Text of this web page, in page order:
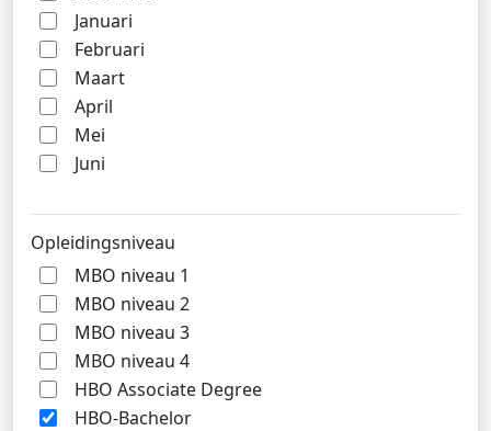
Januari
Februari
Maart
April
Mei
Juni
Opleidingsniveau
MBO niveau 1
MBO niveau 2
MBO niveau 3
MBO niveau 4
HBO Associate Degree
HBO-Bachelor